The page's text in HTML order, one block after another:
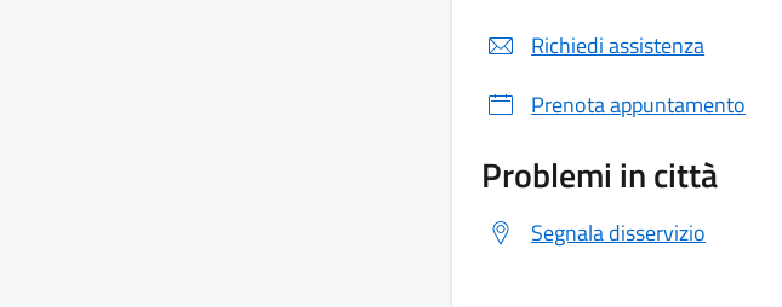
Richiedi assistenza
Prenota appuntamento
Problemi in città
Segnala disservizio